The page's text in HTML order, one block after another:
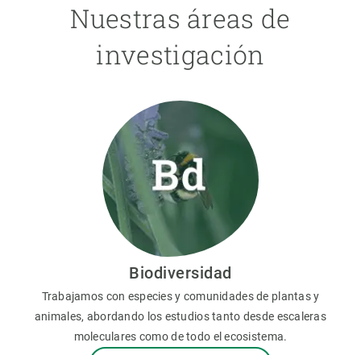
Nuestras áreas de
investigación
Biodiversidad
Trabajamos con especies y comunidades de plantas y
animales, abordando los estudios tanto desde escaleras
moleculares como de todo el ecosistema.